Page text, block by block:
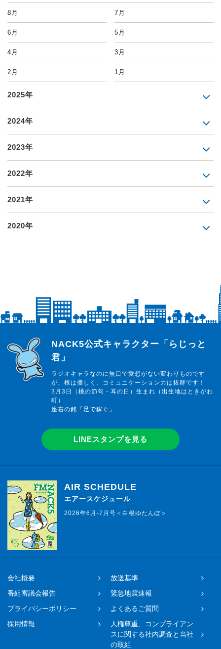
8月 7月
6月 5月
4月 3月
2月 1月
2025年
2024年
2023年
2022年
2021年
2020年
らじっと君
NACK5公式キャラクター「らじっと
君」
ラジオキャラなのに無口で愛想がない変わりものです
が、根は優しく、コミュニケーション力は抜群です！
3月3日（桃の節句・耳の日）生まれ（出生地はときがわ
町）
座右の銘「足で稼ぐ」
LINEスタンプを見る
AIR SCHEDULE
エアースケジュール
2026年6月-7月号＜白根ゆたんぽ＞
会社概要
放送基準
番組審議会報告
緊急地震速報
プライバシーポリシー
よくあるご質問
採用情報
人権尊重、コンプライアン
スに関する社内調査と当社
の取組